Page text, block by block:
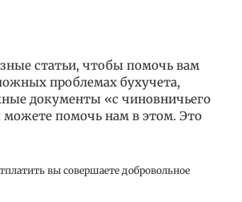
статьи, чтобы помочь вам
проблемах бухучета,
документы «с чиновничьего
можете помочь нам в этом. Это
вы совершаете добровольное